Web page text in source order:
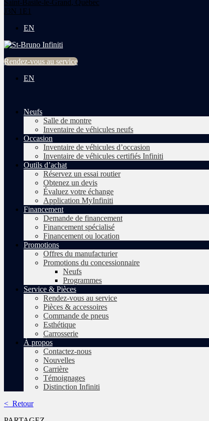
Saint-Basile-le-Grand, Québec
J3N 1E1
EN
Rendez-vous au service
EN
Neufs
Salle de montre
Inventaire de véhicules neufs
Occasion
Inventaire de véhicules d’occasion
Inventaire de véhicules certifiés Infiniti
Outils d’achat
Réservez un essai routier
Obtenez un devis
Évaluez votre échange
Application MyInfiniti
Financement
Demande de financement
Financement spécialisé
Financement ou location
Promotions
Offres du manufacturier
Promotions du concessionnaire
Neufs
Programmes
Service & Pièces
Rendez-vous au service
Pièces & accessoires
Commande de pneus
Esthétique
Carrosserie
À propos
Contactez-nous
Nouvelles
Carrière
Témoignages
Distinction Infiniti
< Retour